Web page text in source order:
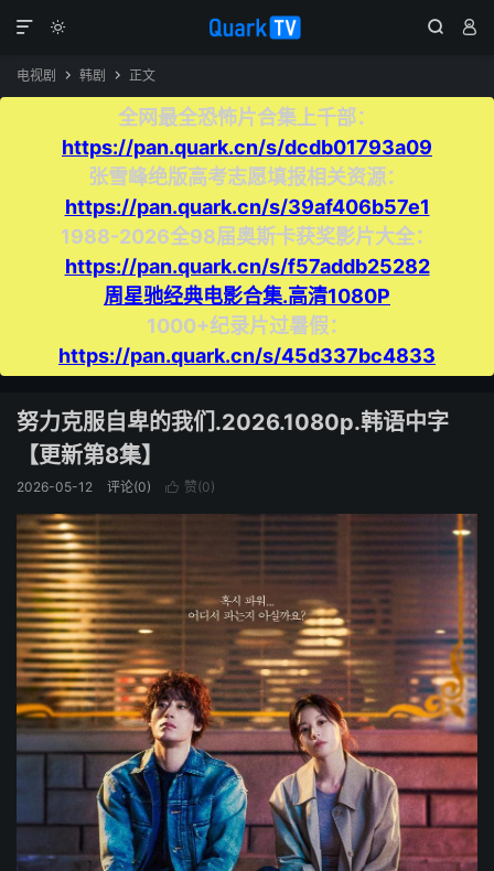
  

电视剧  韩剧  正文
全网最全恐怖片合集上千部：
https://pan.quark.cn/s/dcdb01793a09
张雪峰绝版高考志愿填报相关资源：
https://pan.quark.cn/s/39af406b57e1
1988-2026全98届奥斯卡获奖影片大全：
https://pan.quark.cn/s/f57addb25282
周星驰经典电影合集.高清1080P
1000+纪录片过暑假：
https://pan.quark.cn/s/45d337bc4833
努力克服自卑的我们.2026.1080p.韩语中字
【更新第8集】
2026-05-12 评论(0)  赞(0)